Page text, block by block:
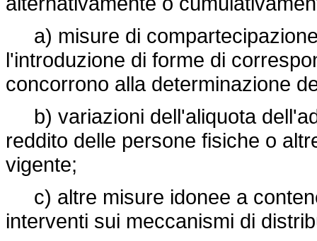
a) misure di
l'introduzione di forme di
concorrono alla determinazione
b) variazioni dell'aliquota
reddito delle persone fisiche o
vigente;
c) altre misure idonee a
interventi sui meccanismi di